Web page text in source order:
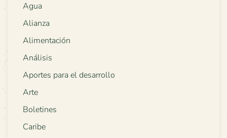
Agua
Alianza
Alimentación
Análisis
Aportes para el desarrollo
Arte
Boletines
Caribe